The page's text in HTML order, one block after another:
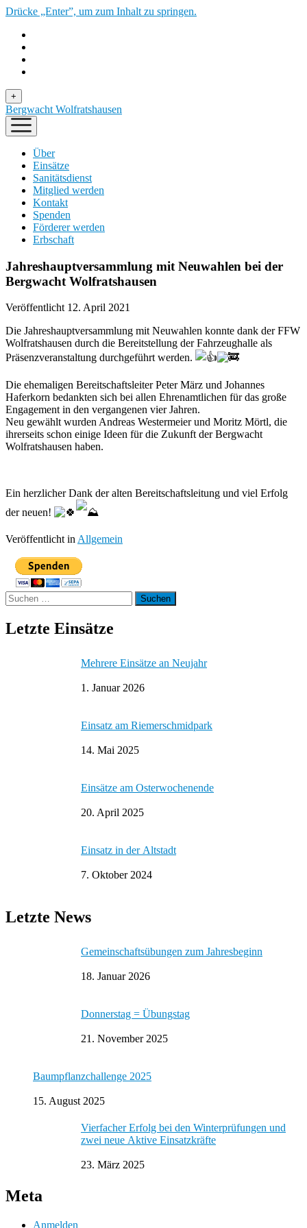
Drücke „Enter”, um zum Inhalt zu springen.
Menü
öffnen
+
Bergwacht Wolfratshausen
Menü
öffnen
Über
Einsätze
Sanitätsdienst
Mitglied werden
Kontakt
Spenden
Förderer werden
Erbschaft
Jahreshauptversammlung mit Neuwahlen bei der
Bergwacht Wolfratshausen
Veröffentlicht 12. April 2021
Die Jahreshauptversammlung mit Neuwahlen konnte dank der FFW
Wolfratshausen durch die Bereitstellung der Fahrzeughalle als
Präsenzveranstaltung durchgeführt werden.
Die ehemaligen Bereitschaftsleiter Peter März und Johannes
Haferkorn bedankten sich bei allen Ehrenamtlichen für das große
Engagement in den vergangenen vier Jahren.
Neu gewählt wurden Andreas Westermeier und Moritz Mörtl, die
ihrerseits schon einige Ideen für die Zukunft der Bergwacht
Wolfratshausen haben.
Ein herzlicher Dank der alten Bereitschaftsleitung und viel Erfolg
der neuen!
Veröffentlicht inAllgemein
Suchen
nach:
Letzte Einsätze
Mehrere Einsätze an Neujahr
1. Januar 2026
Einsatz am Riemerschmidpark
14. Mai 2025
Einsätze am Osterwochenende
20. April 2025
Einsatz in der Altstadt
7. Oktober 2024
Letzte News
Gemeinschaftsübungen zum Jahresbeginn
18. Januar 2026
Donnerstag = Übungstag
21. November 2025
Baumpflanzchallenge 2025
15. August 2025
Vierfacher Erfolg bei den Winterprüfungen und
zwei neue Aktive Einsatzkräfte
23. März 2025
Meta
Anmelden